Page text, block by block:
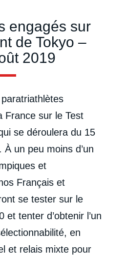
engagés sur
de Tokyo –
2019
France sur le Test
se déroulera du 15
un peu moins d’un
et
Français et
se tester sur le
et tenter d’obtenir l’un
en
et relais mixte pour